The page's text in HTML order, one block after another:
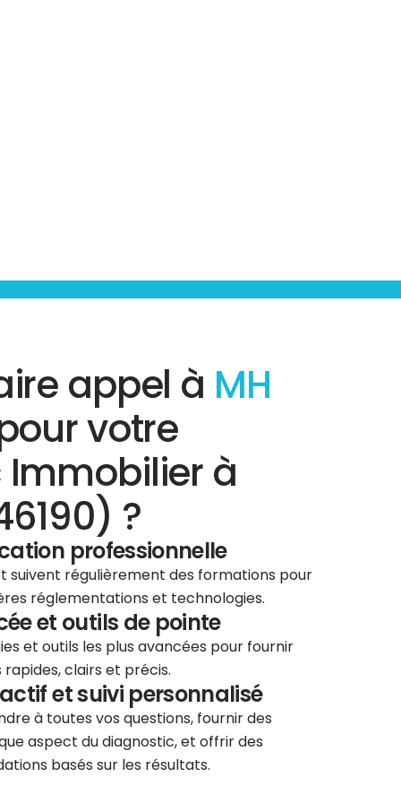
appel à MH
votre
à
?
professionnelle
suivent régulièrement des formations pour
réglementations et technologies.
et outils de pointe
et outils les plus avancées pour fournir
clairs et précis.
et suivi personnalisé
à toutes vos questions, fournir des
aspect du diagnostic, et offrir des
basés sur les résultats.